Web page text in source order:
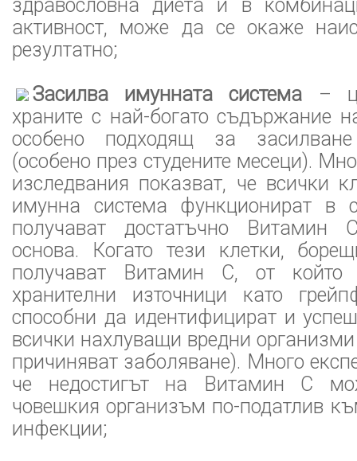
здравословна диета и в
активност, може да се окаже
резултатно;
Засилва имунната система –
храните с най-богато съдържание
особено подходящ за
(особено през студените месеци).
изследвания показват, че всички
имунна система функционират в
получават достатъчно Витамин
основа. Когато тези клетки,
получават Витамин С, от
хранителни източници като
способни да идентифицират и
всички нахлуващи вредни организми
причиняват заболяване). Много
че недостигът на Витамин С
човешкия организъм по-податлив
инфекции;